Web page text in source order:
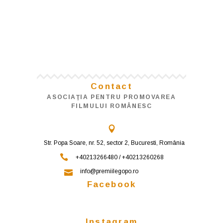
Contact
ASOCIAŢIA PENTRU PROMOVAREA
FILMULUI ROMÂNESC
Str. Popa Soare, nr. 52, sector 2, Bucuresti, România
+40213266480 / +40213260268
info@premiilegopo.ro
Facebook